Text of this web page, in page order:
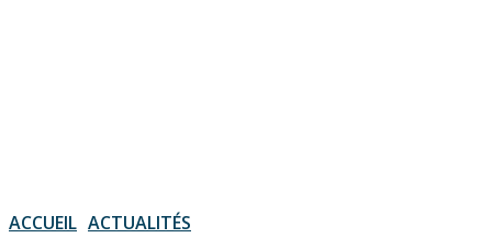
ACCUEIL ACTUALITÉS